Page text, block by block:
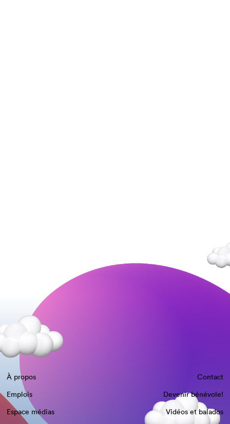
À propos
Contact
Emplois
Devenir bénévole!
Espace médias
Vidéos et balados